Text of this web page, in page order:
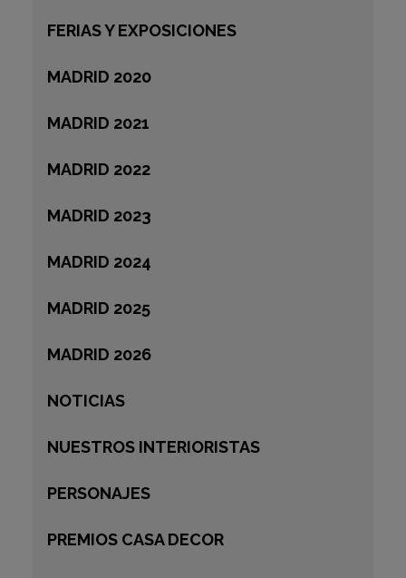
FERIAS Y EXPOSICIONES
MADRID 2020
MADRID 2021
MADRID 2022
MADRID 2023
MADRID 2024
MADRID 2025
MADRID 2026
NOTICIAS
NUESTROS INTERIORISTAS
PERSONAJES
PREMIOS CASA DECOR